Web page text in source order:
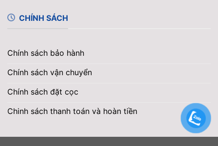
CHÍNH SÁCH
Chính sách bảo hành
Chính sách vận chuyển
Chính sách đặt cọc
Chinh sách thanh toán và hoàn tiền